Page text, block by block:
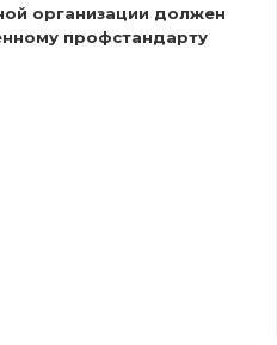
организации должен
профстандарту